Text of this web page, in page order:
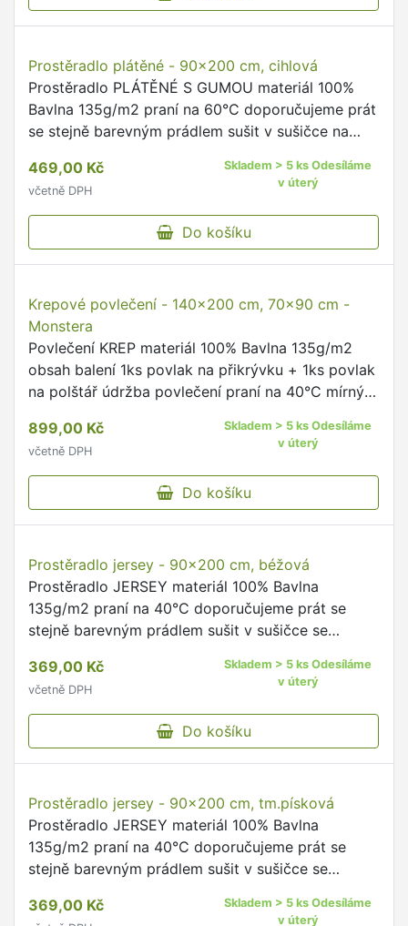
Prostěradlo froté - 100x200 cm, bordó
Prostěradlo FROTÉ materiál 82% Bavlna, 18%
Polyester 180g/m2 praní na 60°C doporučujeme
prát se stejně barevným prádlem sušit v sušičce
se nedoporučuje žehlit se nedoporučuje na výšku
matrace do 20cm …
449,00 Kč
včetně DPH
Skladem > 5 ks Odesíláme
v úterý
Do košíku
Prostěradlo froté - 140x200 cm, tm.modrá
Polyester 180g/m2 praní na 60°C doporučujeme
prát se stejně barevným prádlem sušit v sušičce
se nedoporučuje žehlit se nedoporučuje na výšku
matrace do 20cm …
549,00 Kč
Skladem > 5 ks Odesíláme
v úterý